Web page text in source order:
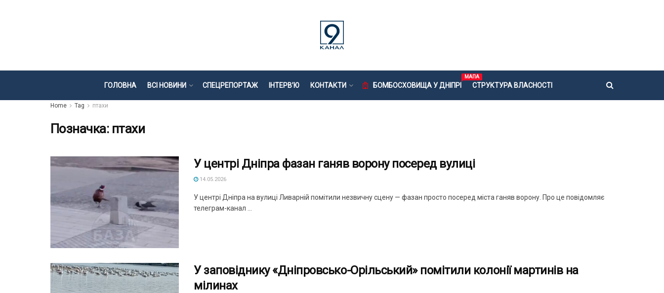
ГОЛОВНА ВСІ НОВИНИ СПЕЦРЕПОРТАЖ ІНТЕРВ’Ю КОНТАКТИ БОМБОСХОВИЩА У ДНІПРІ
МАПА
СТРУКТУРА ВЛАСНОСТІ
Home Tag птахи
Позначка: птахи
У центрі Дніпра фазан ганяв ворону посеред вулиці
14.05.2026
У центрі Дніпра на вулиці Ливарній помітили незвичну сцену — фазан просто посеред міста ганяв ворону. Про це повідомляє
телеграм-канал ...
У заповіднику «Дніпровсько-Орільський» помітили колонії мартинів на
мілинах